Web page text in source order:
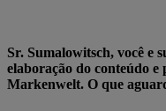
Sr. Sumalowitsch, você e
elaboração do conteúdo e
Markenwelt. O que